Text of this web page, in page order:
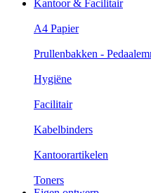
Kantoor & Facilitair
A4 Papier
Prullenbakken -
Hygiëne
Facilitair
Kabelbinders
Kantoorartikelen
Toners